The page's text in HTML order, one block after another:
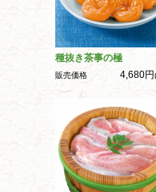
種抜き茶事の極
販売価格 4,680円